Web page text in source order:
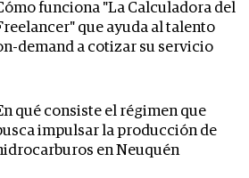
funciona "La Calculadora del
que ayuda al talento
demand a cotizar su servicio
qué consiste el régimen que
impulsar la producción de
en Neuquén